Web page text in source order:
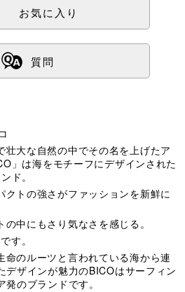
お気に入り
ß 質問
壮大な自然の中でその名を上げたア
」は海をモチーフにデザインされた
ド。
クトの強さがファッションを新鮮に
中にもさり気なさを感じる。
す。
命のルーツと言われている海から連
デザインが魅力のBICOはサーフィン
のブランドです。